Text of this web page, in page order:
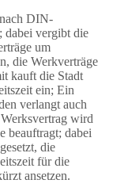
DIN-
dabei vergibt die
um
die Werkverträge
kauft die Stadt
ein; Ein
verlangt auch
wird
beauftragt; dabei
die
für die
ansetzen.